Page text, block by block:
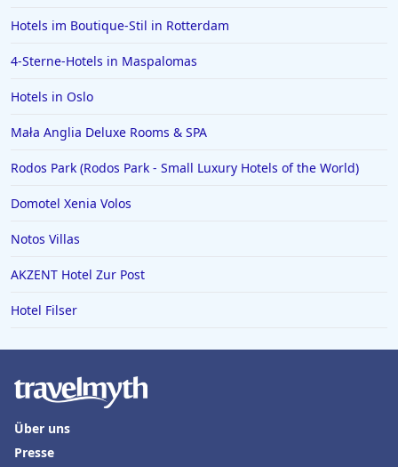
Hotels im Boutique-Stil in Rotterdam
4-Sterne-Hotels in Maspalomas
Hotels in Oslo
Mała Anglia Deluxe Rooms & SPA
Rodos Park (Rodos Park - Small Luxury Hotels of the World)
Domotel Xenia Volos
Notos Villas
AKZENT Hotel Zur Post
Hotel Filser
Über uns
Presse